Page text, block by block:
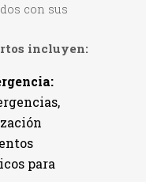
con sus
incluyen:
para